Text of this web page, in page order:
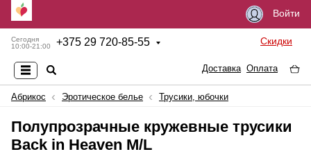
Войти
Сегодня
10:00-21:00
+375 29 720-85-55 Скидки
Доставка Оплата
Абрикос Эротическое белье Трусики, юбочки
Полупрозрачные кружевные трусики
Back in Heaven M/L